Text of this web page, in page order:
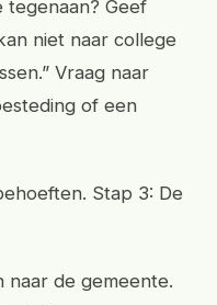
tegenaan? Geef
niet naar college
Vraag naar
of een
Stap 3: De
naar de gemeente.